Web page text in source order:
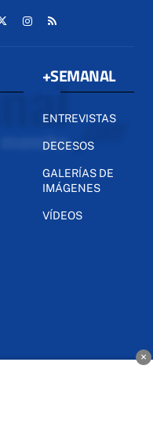
+SEMANAL
ENTREVISTAS
DECESOS
GALERÍAS DE
IMÁGENES
VÍDEOS
×